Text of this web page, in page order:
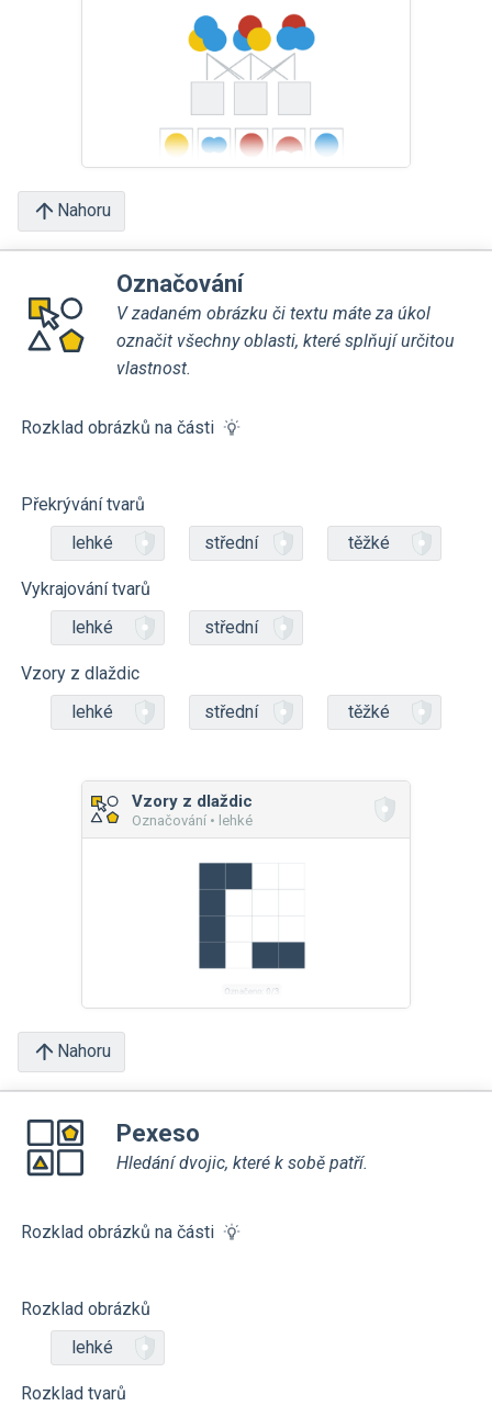
Nahoru
Označování
V zadaném obrázku či textu máte za úkol
označit všechny oblasti, které splňují určitou
vlastnost.
Rozklad obrázků na části
Překrývání tvarů
lehké
střední těžké
Vykrajování tvarů
lehké
střední
Vzory z dlaždic
lehké
střední těžké
Vzory z dlaždic
Označování • lehké
Nahoru
Pexeso
Hledání dvojic, které k sobě patří.
Rozklad obrázků na části
Rozklad obrázků
lehké
Rozklad tvarů